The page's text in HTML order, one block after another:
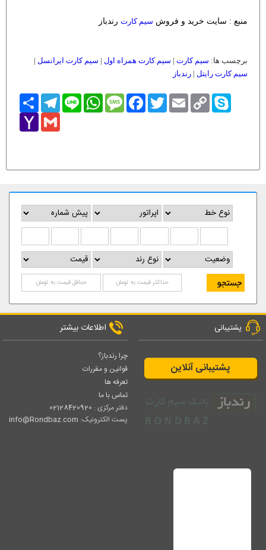
منبع : سایت خرید و فروش سیم کارت رندباز
برچسب ها: سیم کارت | سیم کارت همراه اول | سیم کارت ایرانسل |
سیم کارت رایتل | رندباز
اشتراکTelegram Line
WhatsAppMessageFacebookTwitter Email
Copy
Link
Skype
Yahoo
Mail
Gmail
پشتیبانی
پشتیبانی آنلاین
اطلاعات بیشتر
چرا رندباز؟
قوانین و مقررات
تعرفه ها
تماس با ما
دفتر مرکزی : 02128420920
پست الکترونیک: info@Rondbaz.com